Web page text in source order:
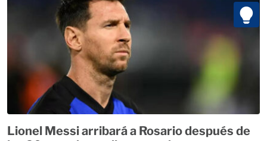
Lionel Messi arribará a Rosario después de